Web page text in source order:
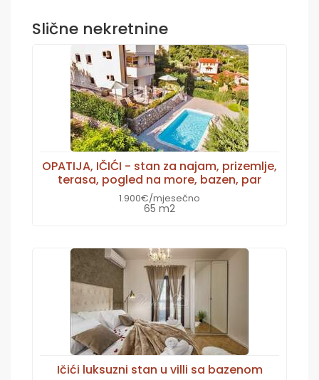
Slične nekretnine
OPATIJA, IČIĆI - stan za najam, prizemlje,
terasa, pogled na more, bazen, par
1.900€/mjesečno
65 m2
Ičići luksuzni stan u villi sa bazenom